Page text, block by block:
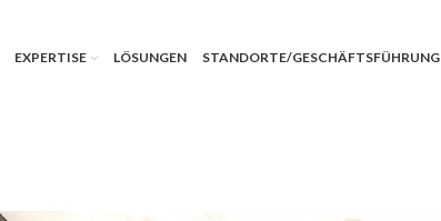
EXPERTISE LÖSUNGEN STANDORTE/GESCHÄFTSFÜHRUNG